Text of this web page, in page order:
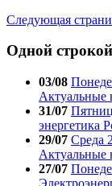
Следующая
Одной строкой
03/08
Актуальные
31/07
энергетика
29/07 Среда
Актуальные
27/07